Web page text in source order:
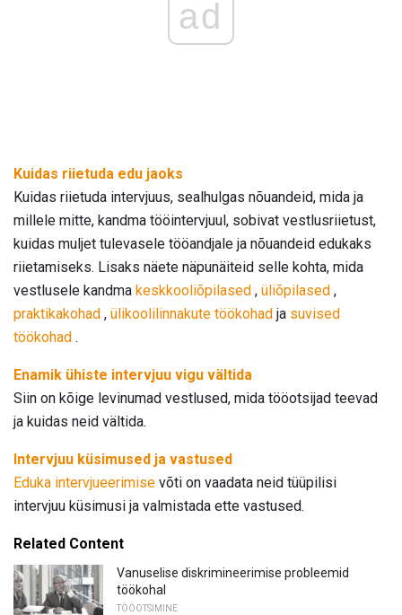
ad
Kuidas riietuda edu jaoks
Kuidas riietuda intervjuus, sealhulgas nõuandeid, mida ja
millele mitte, kandma tööintervjuul, sobivat vestlusriietust,
kuidas muljet tulevasele tööandjale ja nõuandeid edukaks
riietamiseks. Lisaks näete näpunäiteid selle kohta, mida
vestlusele kandma keskkooliõpilased , üliõpilased ,
praktikakohad , ülikoolilinnakute töökohad ja suvised
töökohad .
Enamik ühiste intervjuu vigu vältida
Siin on kõige levinumad vestlused, mida tööotsijad teevad
ja kuidas neid vältida.
Intervjuu küsimused ja vastused
Eduka intervjueerimise võti on vaadata neid tüüpilisi
intervjuu küsimusi ja valmistada ette vastused.
Related Content
Vanuselise diskrimineerimise probleemid
töökohal
TÖÖOTSIMINE